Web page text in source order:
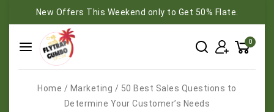
New Offers This Weekend only to Get 50% Flate.
0
Home / Marketing / 50 Best Sales Questions to
Determine Your Customer’s Needs